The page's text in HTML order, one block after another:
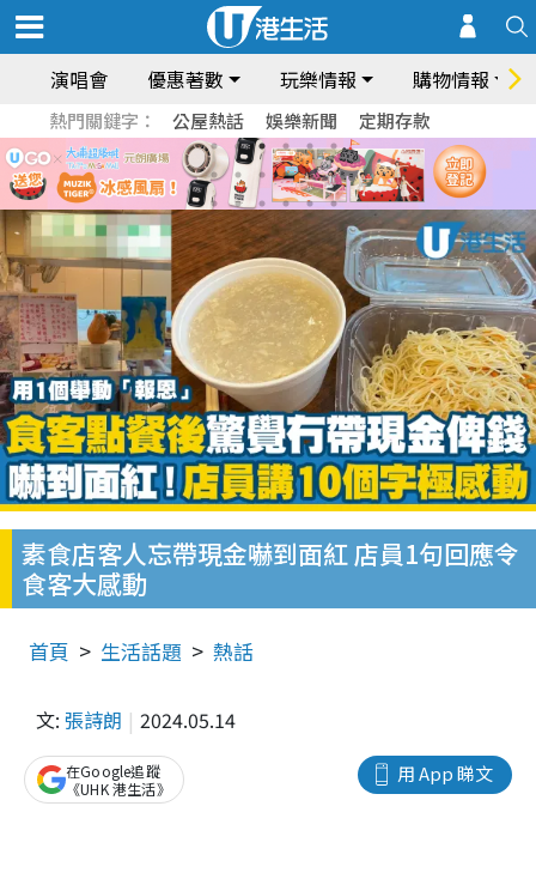
演唱會 優惠著數 玩樂情報 購物情報
熱門關鍵字： 公屋熱話 娛樂新聞 定期存款
素食店客人忘帶現金嚇到面紅 店員1句回應令
食客大感動
首頁 生活話題 熱話
文: 張詩朗 2024.05.14
用 App 睇文
在Google追蹤
《UHK 港生活》